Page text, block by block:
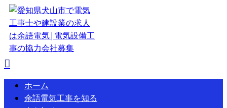
ホーム
余語電気工事を知る